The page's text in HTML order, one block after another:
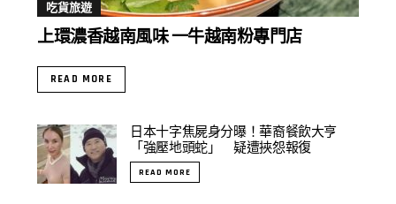
吃貨旅遊
上環濃香越南風味 一牛越南粉專門店
READ MORE
日本十字焦屍身分曝！華裔餐飲大亨
「強壓地頭蛇」 疑遭挾怨報復
READ MORE